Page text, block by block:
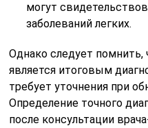
могут
заболеваний легких.
Однако следует
является итоговым
требует уточнения при
Определение точного
после консультации